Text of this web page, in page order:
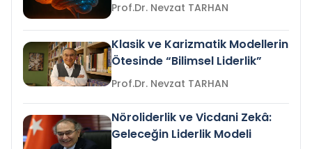
Prof.Dr. Nevzat TARHAN
Klasik ve Karizmatik Modellerin
Ötesinde “Bilimsel Liderlik”
Prof.Dr. Nevzat TARHAN
Nöroliderlik ve Vicdani Zekâ:
Geleceğin Liderlik Modeli